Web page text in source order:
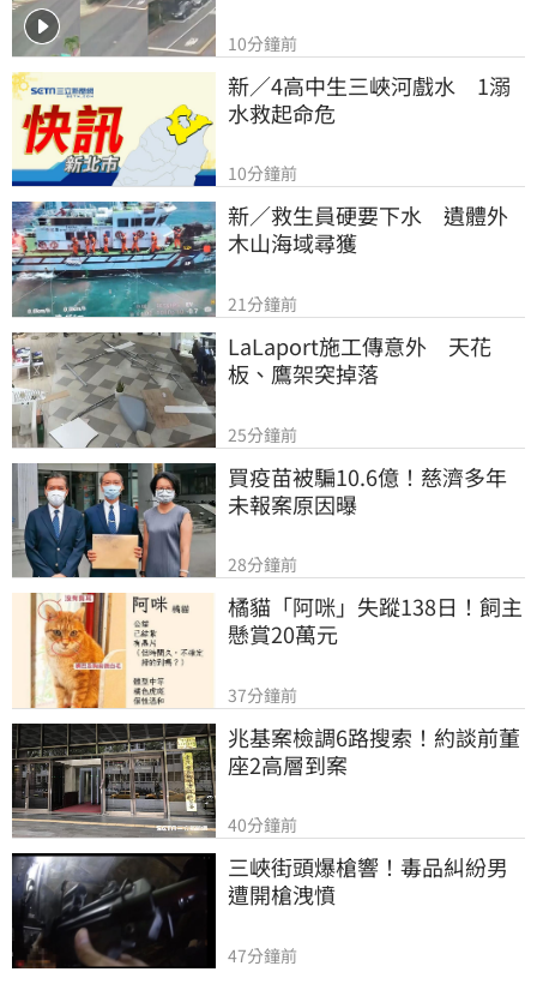
10分鐘前
新／4高中生三峽河戲水　1溺
水救起命危
10分鐘前
新／救生員硬要下水　遺體外
木山海域尋獲
21分鐘前
LaLaport施工傳意外　天花
板、鷹架突掉落
25分鐘前
買疫苗被騙10.6億！慈濟多年
未報案原因曝
28分鐘前
橘貓「阿咪」失蹤138日！飼主
懸賞20萬元
37分鐘前
兆基案檢調6路搜索！約談前董
座2高層到案
40分鐘前
三峽街頭爆槍響！毒品糾紛男
遭開槍洩憤
47分鐘前